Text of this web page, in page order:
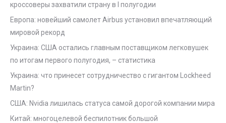
кроссоверы захватили страну в I полугодии
Европа: новейший самолет Airbus установил впечатляющий
мировой рекорд
Украина: США остались главным поставщиком легковушек
по итогам первого полугодия, – статистика
Украина: что принесет сотрудничество с гигантом Lockheed
Martin?
США: Nvidia лишилась статуса самой дорогой компании мира
Китай: многоцелевой беспилотник большой